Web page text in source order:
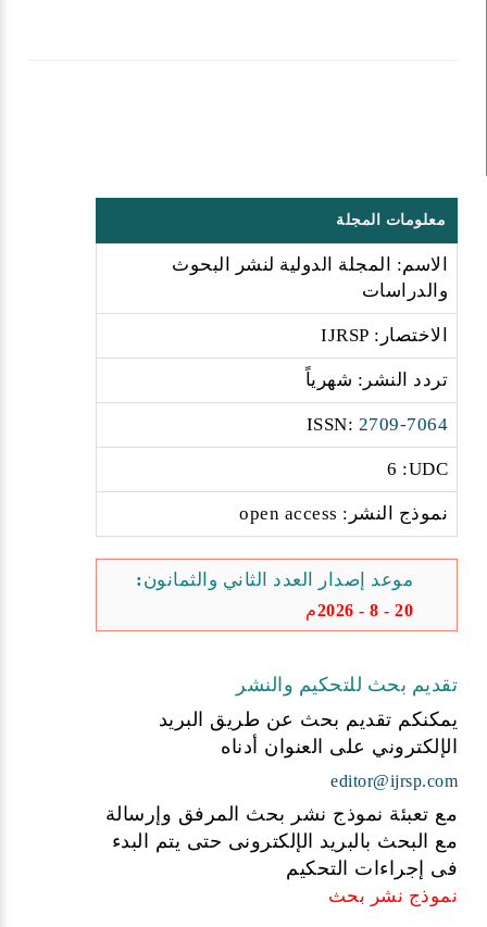
معلومات المجلة
الاسم: المجلة الدولية لنشر البحوث
والدراسات
الاختصار: IJRSP
تردد النشر: شهرياً
2709-7064
:ISSN
6 :UDC
نموذج النشر: open access
موعد إصدار العدد الثاني والثمانون:
20 - 8 - 2026م
تقديم بحث للتحكيم والنشر
يمكنكم تقديم بحث عن طريق البريد
الإلكتروني على العنوان أدناه
editor@ijrsp.com
مع تعبئة نموذج نشر بحث المرفق وإرسالة
مع البحث بالبريد الإلكترونى حتى يتم البدء
فى إجراءات التحكيم
نموذج نشر بحث